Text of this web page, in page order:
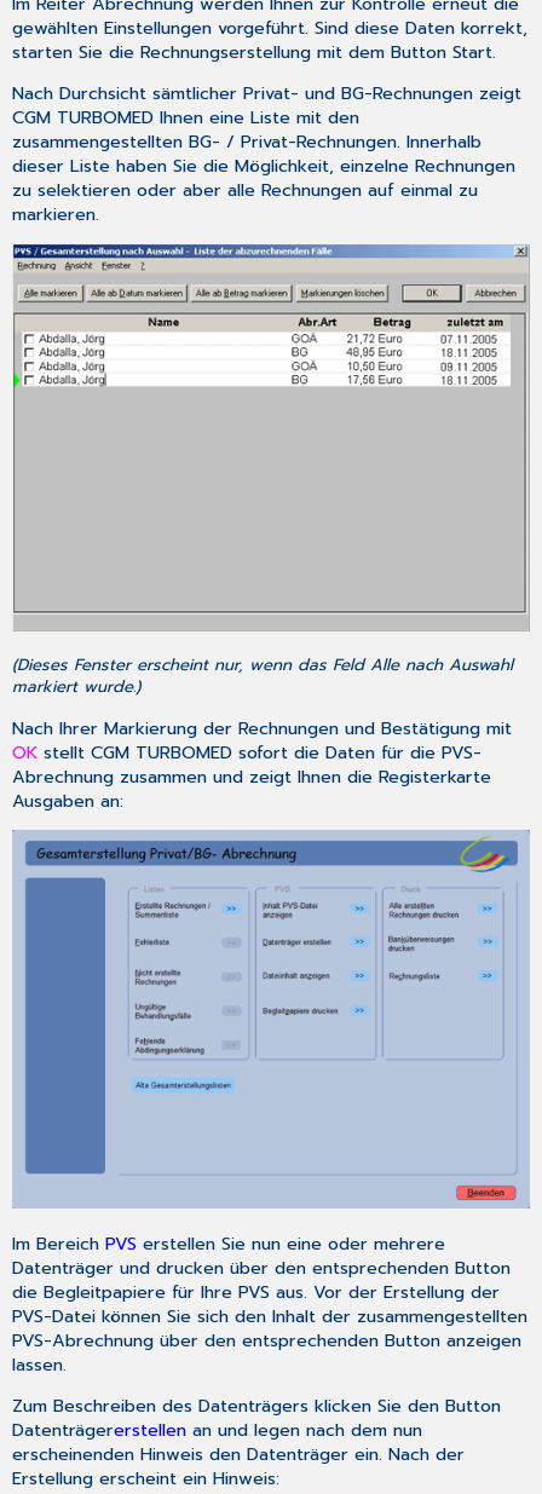
gewählten Einstellungen vorgeführt. Sind diese Daten korrekt,
starten Sie die Rechnungserstellung mit dem ButtonStart.
Nach Durchsicht sämtlicher Privat- und BG-Rechnungen zeigt
CGM TURBOMED Ihnen eine Liste mit den
zusammengestellten BG- / Privat-Rechnungen. Innerhalb
dieser Liste haben Sie die Möglichkeit, einzelne Rechnungen
zu selektieren oder aber alle Rechnungen auf einmal zu
markieren.
(Dieses Fenster erscheint nur, wenn das FeldAlle nach Auswahl
markiert wurde.)
Nach Ihrer Markierung der Rechnungen und Bestätigung mit
OK stellt CGM TURBOMED sofort die Daten für die PVS-
Abrechnung zusammen und zeigt Ihnen die Registerkarte
Ausgaben an:
Im BereichPVS erstellen Sie nun eine oder mehrere
Datenträger und drucken über den entsprechenden Button
die Begleitpapiere für Ihre PVS aus. Vor der Erstellung der
PVS-Datei können Sie sich den Inhalt der zusammengestellten
PVS-Abrechnung über den entsprechenden Button anzeigen
lassen.
Zum Beschreiben des Datenträgers klicken Sie den Button
Datenträgererstellen an und legen nach dem nun
erscheinenden Hinweis den Datenträger ein. Nach der
Erstellung erscheint ein Hinweis: